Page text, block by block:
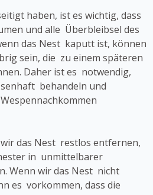
haben, ist es wichtig, dass
und alle Überbleibsel des
das Nest kaputt ist, können
sein, die zu einem späteren
Daher ist es notwendig,
behandeln und
wir das Nest restlos entfernen,
in unmittelbarer
Wenn wir das Nest nicht
es vorkommen, dass die